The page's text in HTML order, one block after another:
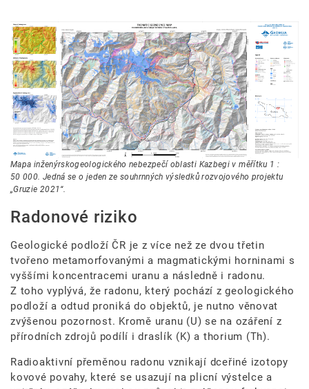
Mapa inženýrskogeologického nebezpečí oblasti Kazbegi v měřítku 1 :
50 000. Jedná se o jeden ze souhrnných výsledků rozvojového projektu
„Gruzie 2021“.
Radonové riziko
Geologické podloží ČR je z více než ze dvou třetin
tvořeno metamorfovanými a magmatickými horninami s
vyššími koncentracemi uranu a následně i radonu.
Z toho vyplývá, že radonu, který pochází z geologického
podloží a odtud proniká do objektů, je nutno věnovat
zvýšenou pozornost. Kromě uranu (U) se na ozáření z
přírodních zdrojů podílí i draslík (K) a thorium (Th).
Radioaktivní přeměnou radonu vznikají dceřiné izotopy
kovové povahy, které se usazují na plicní výstelce a